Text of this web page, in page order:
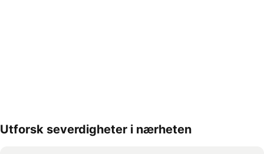
Utforsk severdigheter i nærheten